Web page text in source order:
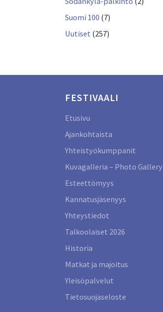
Suomi 100 (7)
Uutiset (257)
FESTIVAALI
Etusivu
Ajankohtaista
Yhteistyökumppanit
Kuvagalleria – Photo Gallery
Esteettömyys
Kannatusjäsenyys
Yhteystiedot
Talkoolaiset 2026
Historia
Matkat ja majoitus
Yleisöpalvelut
Tietosuojaseloste